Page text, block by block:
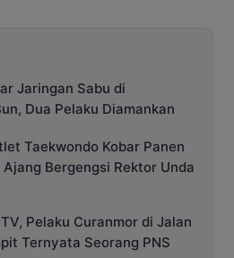
Jaringan Sabu di
Dua Pelaku Diamankan
Taekwondo Kobar Panen
Bergengsi Rektor Unda
Pelaku Curanmor di Jalan
Ternyata Seorang PNS